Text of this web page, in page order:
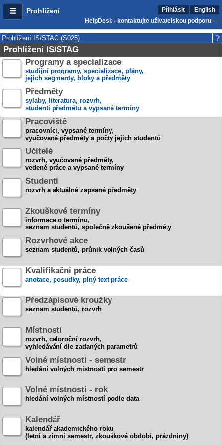
Prohlížení Přihlásit
English
HelpDesk - kontaktujte uživatelskou podporu
Prohlížení IS/STAG (S025)
Prohlížení IS/STAG
Programy a specializace
studijní programy, specializace, plány,
jejich segmenty, bloky a předměty
Předměty
sylaby, literatura, rozvrh,
studenti předmětu a vypsané termíny
Pracoviště
pracovníci, vypsané termíny,
vyučované předměty a počty jejich studentů
Učitelé
rozvrh, vyučované předměty,
vedené práce a vypsané termíny
Studenti
rozvrh a aktuálně zapsané předměty
Zkouškové termíny
informace o termínu,
seznam studentů, společně zkoušené předměty
Rozvrhové akce
seznam studentů, průnik volných časů
Kvalifikační práce
anotace, posudky, plný text práce
Předzápisové kroužky
seznam studentů, rozvrh
Místnosti
rozvrh, celoroční rozvrh,
vyhledávání dle zadaných parametrů
Volné místnosti - semestr
hledání volných místnosti pro semestr
Volné místnosti - rok
hledání volných místností podle data
Kalendář
kalendář akademického roku
(letní a zimní semestr, zkouškové období, prázdniny)